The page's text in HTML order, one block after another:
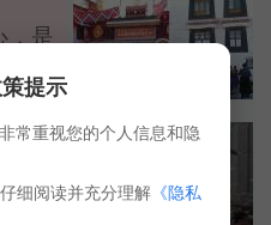
，是
赞
等
提示
常重视您的个人信息和隐
细阅读并充分理解《隐私